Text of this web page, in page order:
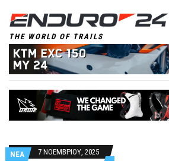
THE WORLD OF TRAILS
ΝΕΑ 7 ΝΟΕΜΒΡΙΟΥ, 2025